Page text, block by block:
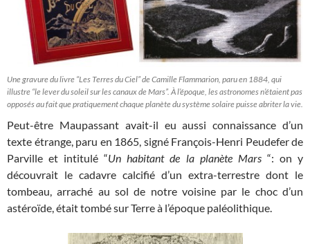
Une gravure du livre “Les Terres du Ciel” de Camille Flammarion, paru en 1884, qui
illustre “le lever du soleil sur les canaux de Mars”. À l’époque, les astronomes n’étaient pas
opposés au fait que pratiquement chaque planète du système solaire puisse abriter la vie.
Peut-être Maupassant avait-il eu aussi connaissance d’un
texte étrange, paru en 1865, signé François-Henri Peudefer de
Parville et intitulé “Un habitant de la planète Mars“: on y
découvrait le cadavre calcifié d’un extra-terrestre dont le
tombeau, arraché au sol de notre voisine par le choc d’un
astéroïde, était tombé sur Terre à l’époque paléolithique.